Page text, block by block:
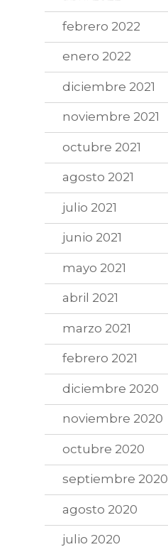
febrero 2022
enero 2022
diciembre 2021
noviembre 2021
octubre 2021
agosto 2021
julio 2021
junio 2021
mayo 2021
abril 2021
marzo 2021
febrero 2021
diciembre 2020
noviembre 2020
octubre 2020
septiembre 2020
agosto 2020
julio 2020